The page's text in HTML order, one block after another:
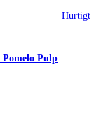
Hurtigt
Pomelo Pulp